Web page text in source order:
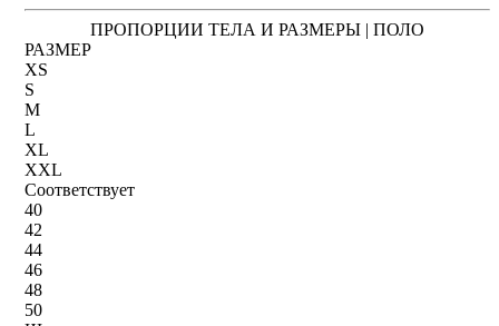
ПРОПОРЦИИ ТЕЛА И РАЗМЕРЫ | ПОЛО
РАЗМЕР
XS
S
M
L
XL
XXL
Соответствует
40
42
44
46
48
50